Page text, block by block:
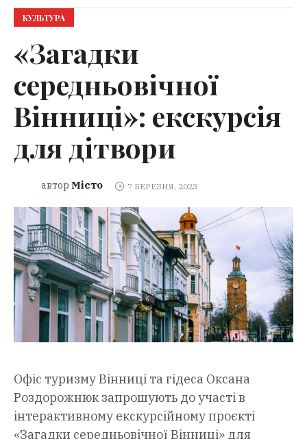
КУЛЬТУРА
«Загадки
середньовічної
Вінниці»: екскурсія
для дітвори
автор Місто 7 БЕРЕЗНЯ, 2023
Офіс туризму Вінниці та гідеса Оксана
Роздорожнюк запрошують до участі в
інтерактивному екскурсійному проєкті
«Загадки середньовічної Вінниці» для